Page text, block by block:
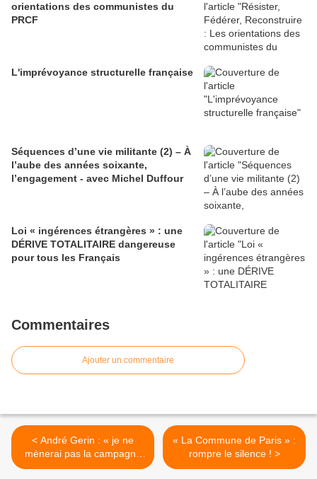
orientations des communistes du
PRCF
L'imprévoyance structurelle française
Séquences d’une vie militante (2) – À
l’aube des années soixante,
l’engagement - avec Michel Duffour
Loi « ingérences étrangères » : une
DÉRIVE TOTALITAIRE dangereuse
pour tous les Français
Commentaires
Ajouter un commentaire
< André Gerin : « je ne
mènerai pas la campagne
électorale en faveur de
« La Commune de Paris » :
rompre le silence ! >